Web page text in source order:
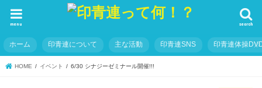
search
menu
ホーム 印青連について 主な活動 印青連SNS 印青連体操
HOME イベント 6/30 シナジーゼミナール開催!!!